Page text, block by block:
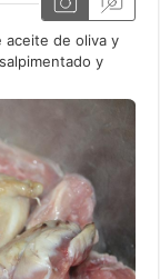
aceite de oliva y
y